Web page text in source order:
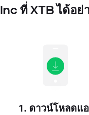
Inc ที่ XTB ได้อย่
1. ดาวน์โหลดแ